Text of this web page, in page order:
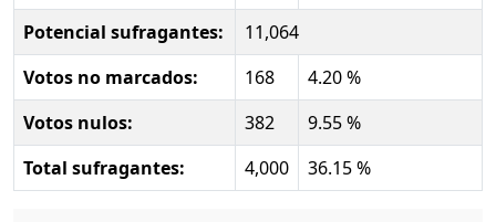
Potencial sufragantes:
11,064
Votos no marcados:
168
4.20 %
Votos nulos:
382
9.55 %
Total sufragantes:
4,000 36.15 %